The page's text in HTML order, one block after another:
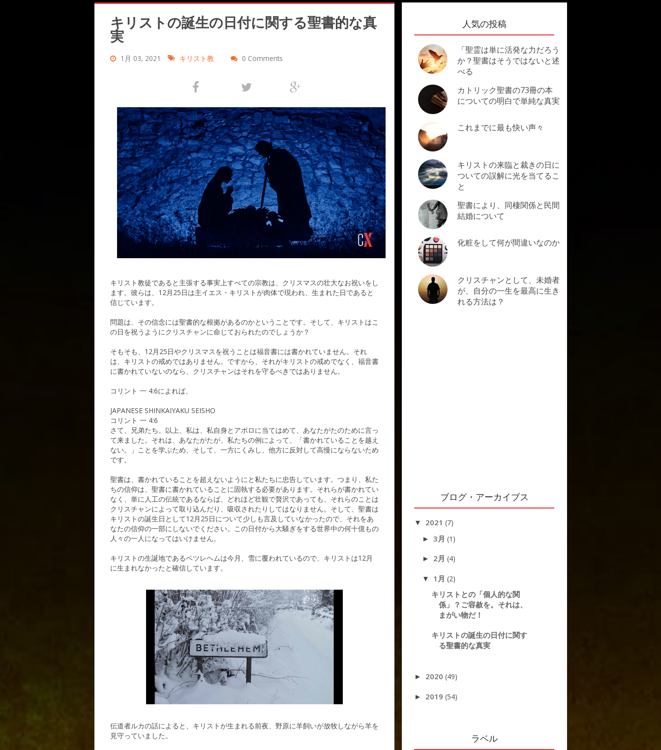
キリストの誕生の日付に関する聖書的な真
実
1月 03, 2021 キリスト教 0 Comments
キリスト教徒であると主張する事実上すべての宗教は、クリスマスの壮大なお祝いをし
ます。彼らは、12月25日は主イエス・キリストが肉体で現われ、生まれた日であると
信じています。
問題は、その信念には聖書的な根拠があるのか​​ということです。そして、キリストはこ
の日を祝うようにクリスチャンに命じておられたのでしょうか？
そもそも、12月25日やクリスマスを祝うことは福音書には書かれていません。それ
は、キリストの戒めではありません。ですから、それがキリストの戒めでなく、福音書
に書かれていないのなら、クリスチャンはそれを守るべきではありません。
コリント 一 4:6によれば、
JAPANESE SHINKAIYAKU SEISHO
コリント 一 4:6
さて、兄弟たち。以上、私は、私自身とアポロに当てはめて、あなたがたのために言っ
て来ました。それは、あなたがたが、私たちの例によって、「書かれていることを越え
ない。」ことを学ぶため、そして、一方にくみし、他方に反対して高慢にならないため
です。
聖書は、書かれていることを超えないようにと私たちに忠告しています。つまり、私た
ちの信仰は、聖書に書かれていることに固執する必要があります。それらが書かれてい
なく、単に人工の伝統であるならば、どれほど壮観で贅沢であっても、それらのことは
クリスチャンによって取り込んだり、吸収されたりしてはなりません。そして、聖書は
キリストの誕生日として12月25日について少しも言及していなかったので、それをあ
なたの信仰の一部にしないでください。この日付から大騒ぎをする世界中の何十億もの
人々の一人になってはいけません。
キリストの生誕地であるベツレヘムは今月、雪に覆われているので、キリストは12月
に生まれなかったと確信しています。
伝道者ルカの話によると、キリストが生まれる前夜、野原に羊飼いが放牧しながら羊を
見守っていました。
人気の投稿
「聖霊は単に活発な力だろう
か？聖書はそうではないと述
べる
カトリック聖書の73冊の本
についての明白で単純な真実
これまでに最も快い声々
キリストの来臨と裁きの日に
ついての誤解に光を当てるこ
と
聖書により、同棲関係と民間
結婚について
化粧をして何が間違いなのか
クリスチャンとして、未婚者
が、自分の一生を最高に生き
れる方法は？
ブログ・アーカイブス
▼ 2021 (7)
►3月(1)
► 2月(4)
▼ 1月(2)
キリストとの「個人的な関
係」？ご容赦を。それは、
まがい物だ！
キリストの誕生の日付に関す
る聖書的な真実
► 2020 (49)
► 2019 (54)
ラベル